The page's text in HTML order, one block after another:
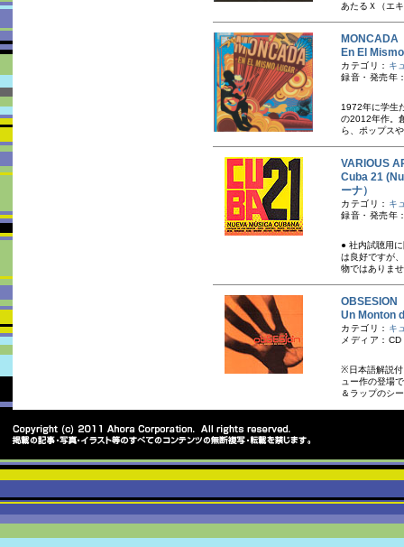
あたるＸ（エ
En El
カテゴリ： キ
録音・発売年
1972年に学生
の2012年作。
ら、ポップス
VARIOUS
Cuba 21
ーナ）
カテゴリ： キ
録音・発売
● 社内試聴用
は良好ですが
物ではありま
OBSESION
Un Monton
カテゴリ： キ
メディア：CD
※日本語解説付
ュー作の登場
＆ラップのシ